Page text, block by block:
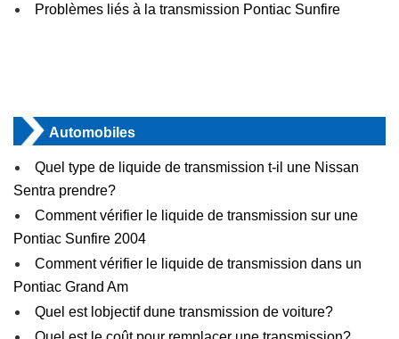
Problèmes liés à la transmission Pontiac Sunfire
Automobiles
Quel type de liquide de transmission t-il une Nissan
Sentra prendre?
Comment vérifier le liquide de transmission sur une
Pontiac Sunfire 2004
Comment vérifier le liquide de transmission dans un
Pontiac Grand Am
Quel est lobjectif dune transmission de voiture?